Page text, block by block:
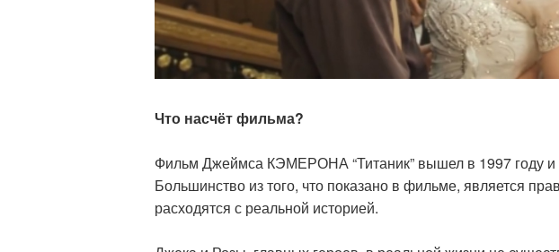
Что насчёт фильма?
Фильм Джеймса КЭМЕРОНА “Титаник” вышел в 1997 году и
Большинство из того, что показано в фильме, является
расходятся с реальной историей.